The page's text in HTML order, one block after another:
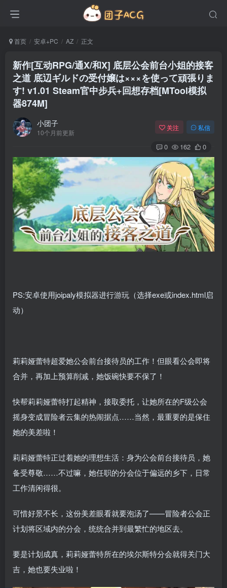
首页 安卓+PC AZ 正文
新作[互动RPG/通X/和X] 底层公会前台小姐的接客
之道 底辺ギルドの受付嬢は×××を使って頑張りま
す! v1.01 Steam官中步兵+回想存档[MTool模拟
器874M]
小团子
10个月前更新
关注 私信
0 162 0
PS:安卓使用joipaly模拟器进行游玩（选择exe或index.html启
动）
莉莉娅蕾特超爱她公会前台接待员的工作！但眼看公会即将
合并，再加上预算削减，她饭碗快要不保了！
快帮莉莉娅蕾特打起精神，接取委托，让她所在的F级公会
摇身变成冒险者云集的热闹据点……当然，最重要的是保住
她的美差啦！
莉莉娅蕾特正过着她的理想生活：身为公会前台接待员，她
备受尊敬……不过嘛，她任职的分会位于偏远的乡下，日常
工作清闲得很。
可惜好景不长，这份美差眼看就要泡汤了——冒险者公会正
计划将区域内的分会，统统合并到最繁忙的地区去。
要是计划成真，莉莉娅蕾特所在的埃尔斯特分会就得关门大
吉，她也要失业啦！